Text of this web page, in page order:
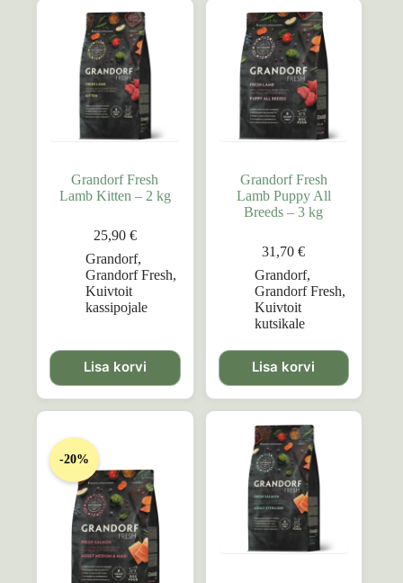
Grandorf Fresh
Lamb Kitten – 2 kg
25,90 €
Grandorf,
Grandorf Fresh,
Kuivtoit
kassipojale
Lisa korvi
Grandorf Fresh
Lamb Puppy All
Breeds – 3 kg
31,70€
Grandorf,
Grandorf Fresh,
Kuivtoit
kutsikale
Lisa korvi
-20%